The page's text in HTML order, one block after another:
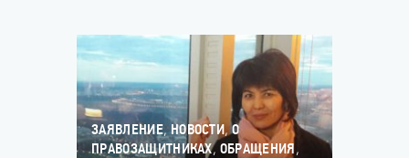
ЗАЯВЛЕНИЕ,НОВОСТИ,О
ПРАВОЗАЩИТНИКАХ, ОБРАЩЕНИЯ,